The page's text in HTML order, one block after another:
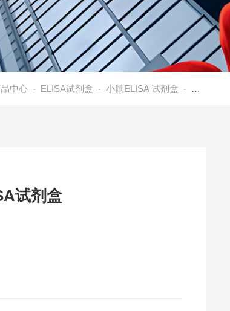
中心 - ELISA试剂盒 -小鼠ELISA 试剂盒 - 小鼠珠丝结构蛋白1(BFSP1)ELISA试剂盒
试剂盒